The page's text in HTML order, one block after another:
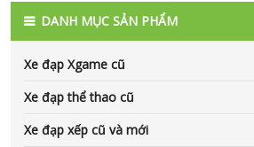
DANH MỤC SẢN PHẨM
Xe đạp Xgame cũ
Xe đạp thể thao cũ
Xe đạp xếp cũ và mới